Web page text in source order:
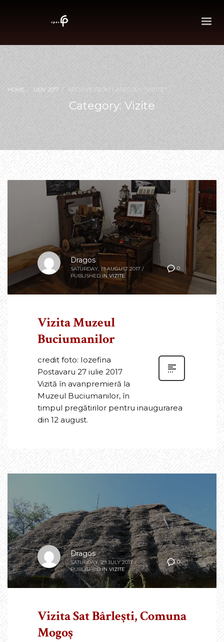
HOME UDV 2017 ARCHIVE FROM CATEGORY "VIZITE"
Category: Vizite
0
Dragos
SATURDAY, 19 AUGUST 2017 /
PUBLISHED IN VIZITE
Vizita Muzeul
Buciumanilor
credit foto: Iozefina
Postavaru 27 iulie 2017
Vizită în avanpremieră la
Muzeul Buciumanilor, în
timpul pregătirilor pentru inaugurarea
din 12 august.
0
Dragos
SATURDAY, 29 JULY 2017 /
PUBLISHED IN VIZITE
Vizita Sat Bârlești, Comuna
Mogoș